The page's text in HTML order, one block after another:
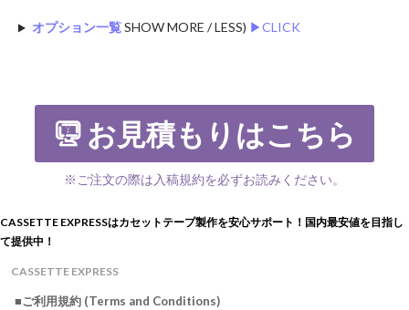
オプション一覧SHOW MORE / LESS) ▶︎CLICK
お見積もりはこちら
※ご注文の際は入稿規約を必ずお読みください。
CASSETTE EXPRESSはカセットテープ製作を安心サポート！国内最安値を目指し
て提供中！
CASSETTE EXPRESS
■ご利用規約 (Terms and Conditions)